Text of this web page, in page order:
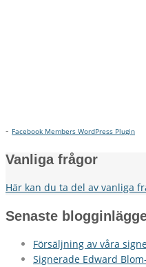
- Facebook Members WordPress Plugin
Vanliga frågor
Här kan du ta del av vanliga
Senaste
Försäljning av våra
Signerade Edward